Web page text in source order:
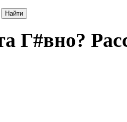
Г#вно?